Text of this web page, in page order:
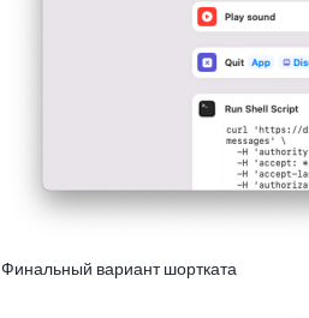
Финальный вариант шортката